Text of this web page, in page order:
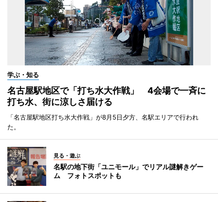
学ぶ・知る
名古屋駅地区で「打ち水大作戦」 4会場で一斉に
打ち水、街に涼しさ届ける
「名古屋駅地区打ち水大作戦」が8月5日夕方、名駅エリアで行われ
た。
見る・遊ぶ
名駅の地下街「ユニモール」でリアル謎解きゲー
ム フォトスポットも